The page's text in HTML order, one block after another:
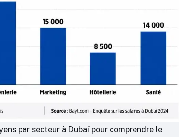
par secteur à Dubaï pour comprendre le